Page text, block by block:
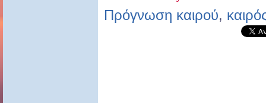
Πρόγνωση καιρού,